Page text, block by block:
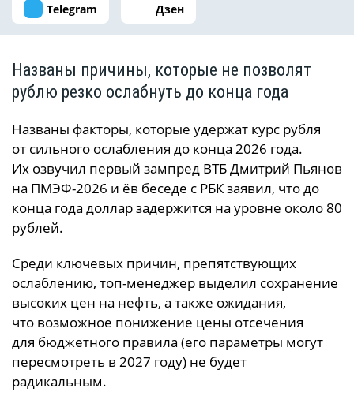
Telegram Дзен
Названы причины, которые не позволят
рублю резко ослабнуть до конца года
Названы факторы, которые удержат курс рубля
от сильного ослабления до конца 2026 года.
Их озвучил первый зампред ВТБ Дмитрий Пьянов
на ПМЭФ-2026 и ёв беседе с РБК заявил, что до
конца года доллар задержится на уровне около 80
рублей.
Среди ключевых причин, препятствующих
ослаблению, топ-менеджер выделил сохранение
высоких цен на нефть, а также ожидания,
что возможное понижение цены отсечения
для бюджетного правила (его параметры могут
пересмотреть в 2027 году) не будет
радикальным.